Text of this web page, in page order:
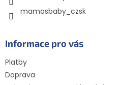
mamasbaby_czsk
Informace pro vás
Platby
Doprava